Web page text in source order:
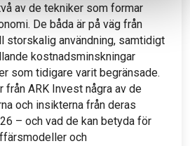
av de tekniker som formar
De båda är på väg från
storskalig användning, samtidigt
kostnadsminskningar
som tidigare varit begränsade.
från ARK Invest några av de
och insikterna från deras
– och vad de kan betyda för
och